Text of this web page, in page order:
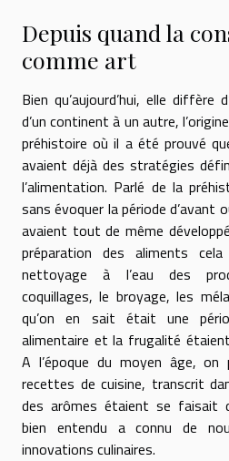
Depuis quand la
comme art
Bien qu’aujourd’hui, elle
d’un continent à un autre,
préhistoire où il a été prouvé
avaient déjà des stratégies
l’alimentation. Parlé de la
sans évoquer la période d’avant
avaient tout de même
préparation des aliments
nettoyage à l’eau des
coquillages, le broyage, les
qu’on en sait était une
alimentaire et la frugalité
A l’époque du moyen âge,
recettes de cuisine, transcrit
des arômes étaient se faisait
bien entendu a connu de
innovations culinaires.